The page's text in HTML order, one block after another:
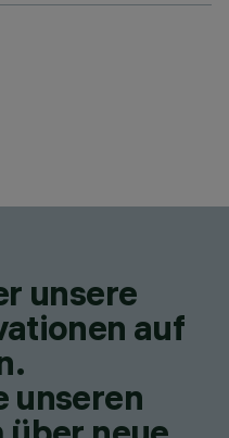
unsere
auf
unseren